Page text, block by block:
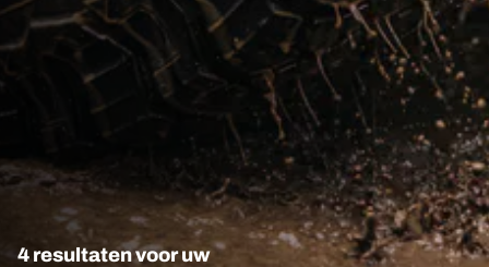
4 resultaten voor uw